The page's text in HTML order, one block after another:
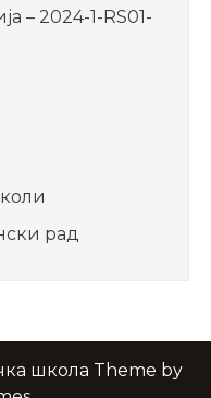
– 2024-1-RS01-
рад
школа Theme by